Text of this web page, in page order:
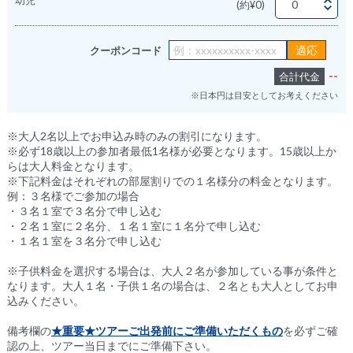
(約¥0)
クーポンコード
合計代金 --
※日本円は目安としてお考えください
※大人2名以上でお申込み時のみの割引になります。
※必ず18歳以上の参加者最低1名様が必要となります。15歳以上か
らは大人料金となります。
※下記料金はそれぞれの部屋割りでの１名様分の料金となります。
例：３名様でご参加の場合
・３名１室で３名分で申し込む
・２名１室に２名分、１名１室に１名分で申し込む
・１名１室を３名分で申し込む
※子供料金を選択する場合は、大人２名が参加している事が条件と
なります。大人１名・子供１名の場合は、２名とも大人としてお申
込みください。
備考欄の★重要★ツアーご出発前にご準備いただくものを必ずご確
認の上、ツアー当日までにご準備下さい。